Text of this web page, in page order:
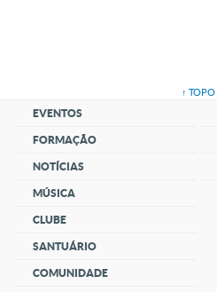
↑ TOPO
EVENTOS
FORMAÇÃO
NOTÍCIAS
MÚSICA
CLUBE
SANTUÁRIO
COMUNIDADE